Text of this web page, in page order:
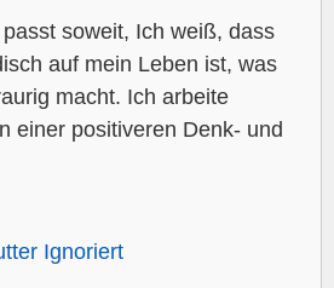
soweit, Ich weiß, dass
auf mein Leben ist, was
macht. Ich arbeite
einer positiveren Denk- und
Ignoriert